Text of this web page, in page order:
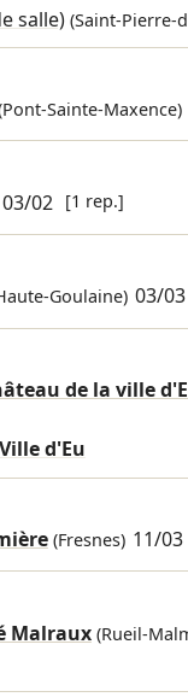
salle) (Saint-Pierre-
Sainte-Maxence)
03/02 [1 rep.]
Goulaine) 03/03
de la ville
d'Eu
(Fresnes) 11/03
Malraux(Rueil-